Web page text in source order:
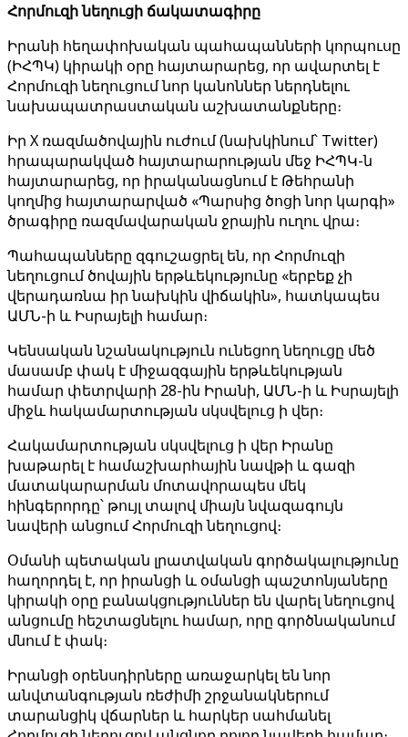
Հորմուզի նեղուցի ճակատագիրը
Իրանի հեղափոխական պահապանների կորպուսը
(ԻՀՊԿ) կիրակի օրը հայտարարեց, որ ավարտել է
Հորմուզի նեղուցում նոր կանոններ ներդնելու
նախապատրաստական ​​աշխատանքները։
Իր X ռազմածովային ուժում (նախկինում՝ Twitter)
հրապարակված հայտարարության մեջ ԻՀՊԿ-ն
հայտարարեց, որ իրականացնում է Թեհրանի
կողմից հայտարարված «Պարսից ծոցի նոր կարգի»
ծրագիրը ռազմավարական ջրային ուղու վրա։
Պահապանները զգուշացրել են, որ Հորմուզի
նեղուցում ծովային երթևեկությունը «երբեք չի
վերադառնա իր նախկին վիճակին», հատկապես
ԱՄՆ-ի և Իսրայելի համար։
Կենսական նշանակություն ունեցող նեղուցը մեծ
մասամբ փակ է միջազգային երթևեկության
համար փետրվարի 28-ին Իրանի, ԱՄՆ-ի և Իսրայելի
միջև հակամարտության սկսվելուց ի վեր։
Հակամարտության սկսվելուց ի վեր Իրանը
խաթարել է համաշխարհային նավթի և գազի
մատակարարման մոտավորապես մեկ
հինգերորդը՝ թույլ տալով միայն նվազագույն
նավերի անցում Հորմուզի նեղուցով։
Օմանի պետական ​​լրատվական գործակալությունը
հաղորդել է, որ իրանցի և օմանցի պաշտոնյաները
կիրակի օրը բանակցություններ են վարել նեղուցով
անցումը հեշտացնելու համար, որը գործնականում
մնում է փակ։
Իրանցի օրենսդիրները առաջարկել են նոր
անվտանգության ռեժիմի շրջանակներում
տարանցիկ վճարներ և հարկեր սահմանել